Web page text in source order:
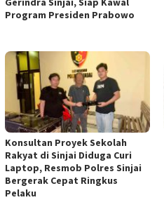
Program Presiden Prabowo
Konsultan Proyek Sekolah
Rakyat di Sinjai Diduga Curi
Laptop, Resmob Polres Sinjai
Bergerak Cepat Ringkus
Pelaku